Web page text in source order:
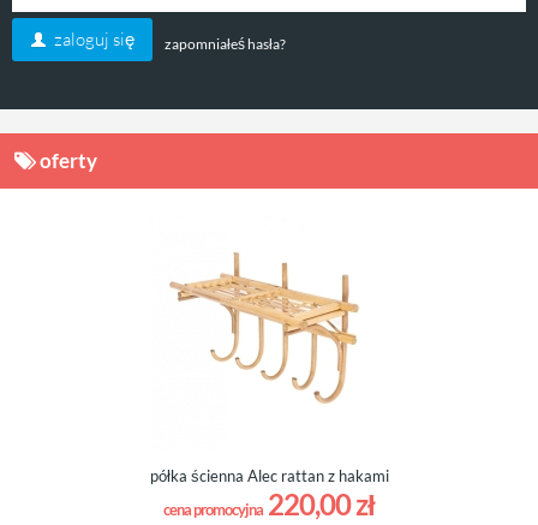
zaloguj się zapomniałeś hasła?
oferty
półka ścienna Alec rattan z hakami
cena promocyjna 220,00 zł